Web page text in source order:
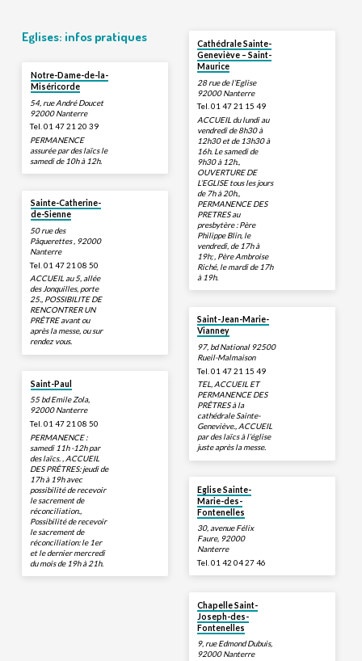
Eglises: infos pratiques
Notre-Dame-de-la-
Miséricorde
54, rue André Doucet
92000 Nanterre
Tel. 01 47 21 20 39
PERMANENCE
assurée par des laïcs le
samedi de 10h à 12h.
Sainte-Catherine-
de-Sienne
50 rue des
Pâquerettes , 92000
Nanterre
Tel. 01 47 21 08 50
ACCUEIL au 5, allée
des Jonquilles, porte
25., POSSIBILITE DE
RENCONTRER UN
PRÊTRE avant ou
après la messe, ou sur
rendez vous.
Saint-Paul
55 bd Emile Zola,
92000 Nanterre
Tel. 01 47 21 08 50
PERMANENCE :
samedi 11h -12h par
des laïcs. , ACCUEIL
DES PRÊTRES: jeudi de
17h à 19h avec
possibilité de recevoir
le sacrement de
réconciliation.,
Possibilité de recevoir
le sacrement de
réconciliation: le 1er
et le dernier mercredi
du mois de 19h à 21h.
Cathédrale Sainte-
Geneviève – Saint-
Maurice
28 rue de l’Eglise
92000 Nanterre
Tel. 01 47 21 15 49
ACCUEIL du lundi au
vendredi de 8h30 à
12h30 et de 13h30 à
16h. Le samedi de
9h30 à 12h.,
OUVERTURE DE
L’EGLISE tous les jours
de 7h à 20h.,
PERMANENCE DES
PRETRES au
presbytère : Père
Philippe Blin, le
vendredi, de 17h à
19h; , Père Ambroise
Riché, le mardi de 17h
à 19h.
Saint-Jean-Marie-
Vianney
97, bd National 92500
Rueil-Malmaison
Tel. 01 47 21 15 49
TEL, ACCUEIL ET
PERMANENCE DES
PRÊTRES à la
cathédrale Sainte-
Geneviève., ACCUEIL
par des laïcs à l’église
juste après la messe.
Eglise Sainte-
Marie-des-
Fontenelles
30, avenue Félix
Faure, 92000
Nanterre
Tel. 01 42 04 27 46
Chapelle Saint-
Joseph-des-
Fontenelles
9, rue Edmond Dubuis,
92000 Nanterre